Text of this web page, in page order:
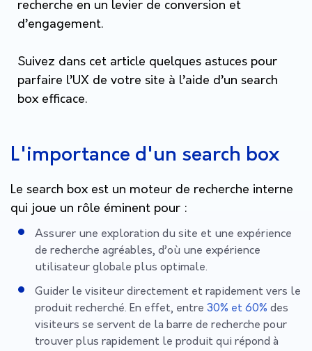
recherche en un levier de conversion et
d’engagement.
Suivez dans cet article quelques astuces pour
parfaire l’UX de votre site à l’aide d’un search
box efficace.
L'importance d'un search box
Le search box est un moteur de recherche interne
qui joue un rôle éminent pour :
Assurer une exploration du site et une expérience
de recherche agréables, d’où une expérience
utilisateur globale plus optimale.
Guider le visiteur directement et rapidement vers le
produit recherché. En effet, entre 30% et 60% des
visiteurs se servent de la barre de recherche pour
trouver plus rapidement le produit qui répond à